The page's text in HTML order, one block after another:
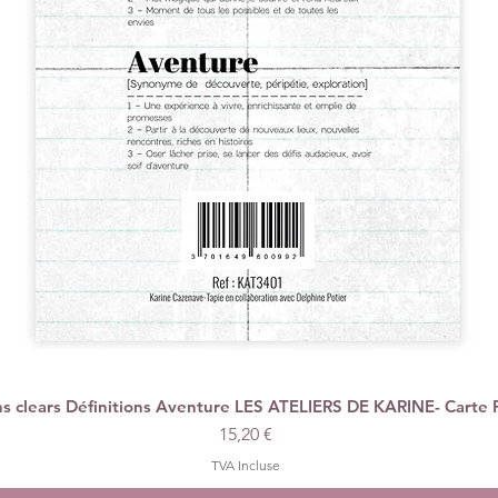
Aperçu rapide
clears Définitions Aventure LES ATELIERS DE KARINE- Carte
Prix
15,20 €
TVA Incluse